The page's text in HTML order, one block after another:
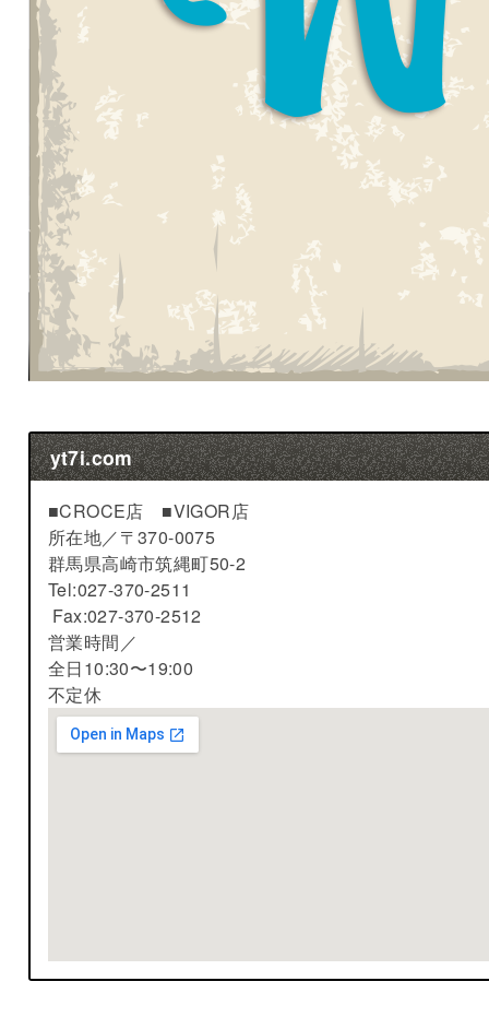
yt7i.com
■CROCE店 ■VIGOR店
所在地／〒370-0075
群馬県高崎市筑縄町50-2
Tel:027-370-2511
Fax:027-370-2512
営業時間／
全日10:30〜19:00
不定休